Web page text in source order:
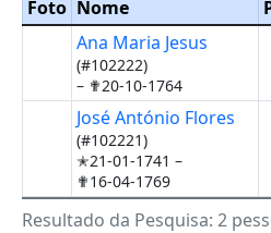
Foto Nome
Ana Maria Jesus
(#102222)
– ✟20-10-1764
José António Flores
(#102221)
✭21-01-1741 –
✟16-04-1769
Resultado da Pesquisa: 2